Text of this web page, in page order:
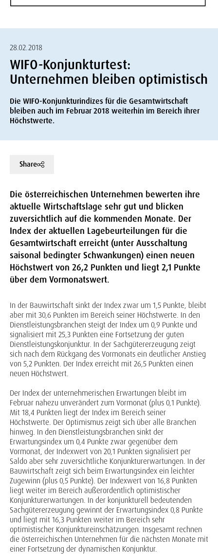
28.02.2018
WIFO-Konjunkturtest:
Unternehmen bleiben optimistisch
Die WIFO-Konjunkturindizes für die Gesamtwirtschaft
bleiben auch im Februar 2018 weiterhin im Bereich ihrer
Höchstwerte.
Share
Die österreichischen Unternehmen bewerten ihre
aktuelle Wirtschaftslage sehr gut und blicken
zuversichtlich auf die kommenden Monate. Der
Index der aktuellen Lagebeurteilungen für die
Gesamtwirtschaft erreicht (unter Ausschaltung
saisonal bedingter Schwankungen) einen neuen
Höchstwert von 26,2 Punkten und liegt 2,1 Punkte
über dem Vormonatswert.
In der Bauwirtschaft sinkt der Index zwar um 1,5 Punkte, bleibt
aber mit 30,6 Punkten im Bereich seiner Höchstwerte. In den
Dienstleistungsbranchen steigt der Index um 0,9 Punkte und
signalisiert mit 25,3 Punkten eine Fortsetzung der guten
Dienstleistungskonjunktur. In der Sachgütererzeugung zeigt
sich nach dem Rückgang des Vormonats ein deutlicher Anstieg
von 5,2 Punkten. Der Index erreicht mit 26,5 Punkten einen
neuen Höchstwert.
Der Index der unternehmerischen Erwartungen bleibt im
Februar nahezu unverändert zum Vormonat (plus 0,1 Punkte).
Mit 18,4 Punkten liegt der Index im Bereich seiner
Höchstwerte. Der Optimismus zeigt sich über alle Branchen
hinweg. In den Dienstleistungsbranchen sinkt der
Erwartungsindex um 0,4 Punkte zwar gegenüber dem
Vormonat, der Indexwert von 20,1 Punkten signalisiert per
Saldo aber sehr zuversichtliche Konjunkturerwartungen. In der
Bauwirtschaft zeigt sich beim Erwartungsindex ein leichter
Zugewinn (plus 0,5 Punkte). Der Indexwert von 16,8 Punkten
liegt weiter im Bereich außerordentlich optimistischer
Konjunkturerwartungen. In der konjunkturell bedeutenden
Sachgütererzeugung gewinnt der Erwartungsindex 0,8 Punkte
und liegt mit 16,3 Punkten weiter im Bereich sehr
optimistischer Konjunktureinschätzungen. Insgesamt rechnen
die österreichischen Unternehmen für die nächsten Monate mit
einer Fortsetzung der dynamischen Konjunktur.